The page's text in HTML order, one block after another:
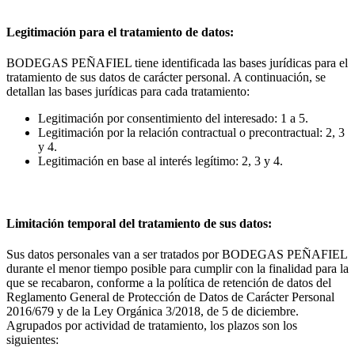
Legitimación para el tratamiento de datos:
BODEGAS PEÑAFIEL tiene identificada las bases jurídicas para el
tratamiento de sus datos de carácter personal. A continuación, se
detallan las bases jurídicas para cada tratamiento:
Legitimación por consentimiento del interesado: 1 a 5.
Legitimación por la relación contractual o precontractual: 2, 3
y 4.
Legitimación en base al interés legítimo: 2, 3 y 4.
Limitación temporal del tratamiento de sus datos:
Sus datos personales van a ser tratados por BODEGAS PEÑAFIEL
durante el menor tiempo posible para cumplir con la finalidad para la
que se recabaron, conforme a la política de retención de datos del
Reglamento General de Protección de Datos de Carácter Personal
2016/679 y de la Ley Orgánica 3/2018, de 5 de diciembre.
Agrupados por actividad de tratamiento, los plazos son los
siguientes: